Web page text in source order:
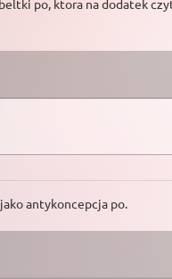
po, ktora na dodatek
antykoncepcja po.